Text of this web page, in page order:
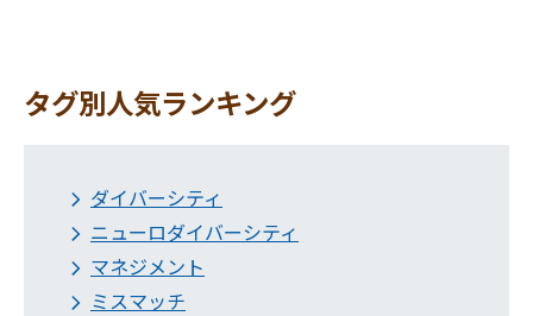
タグ別人気ランキング
ダイバーシティ
ニューロダイバーシティ
マネジメント
ミスマッチ